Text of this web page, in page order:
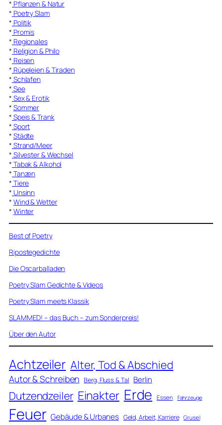
* Pflanzen & Natur
* Poetry Slam
* Politik
* Promis
* Regionales
* Religion & Philo
* Reisen
* Rüpeleien & Tiraden
* Schlafen
* See
* Sex & Erotik
* Sommer
* Speis & Trank
* Sport
* Städte
* Strand/Meer
* Silvester & Wechsel
* Tabak & Alkohol
* Tanzen
* Tiere
* Unsinn
* Wind & Wetter
* Winter
Best of Poetry
Ripostegedichte
Die Oscarballaden
Poetry Slam Gedichte & Videos
Poetry Slam meets Klassik
SLAMMED! – das Buch – zum Sonderpreis!
Über den Autor
Achtzeiler Alter, Tod & Abschied
Autor & Schreiben Berg, Fluss & Tal Berlin
Dutzendzeiler Einakter Erde Essen Fahrzeuge
Feuer Gebäude & Urbanes Geld, Arbeit, Karriere Grusel